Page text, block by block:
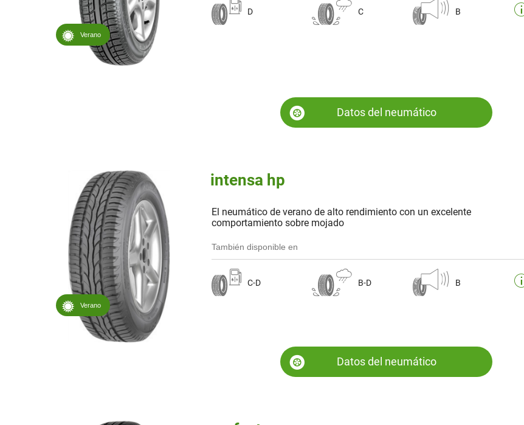
Verano
D C B
Datos del neumático
Verano
intensa hp
El neumático de verano de alto rendimiento con un excelente
comportamiento sobre mojado
También disponible en
C-D B-D B
Datos del neumático